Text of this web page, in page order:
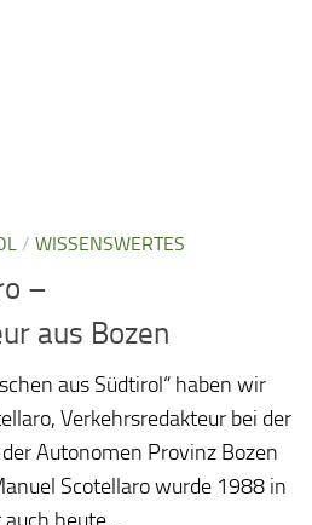
/ WISSENSWERTES
–
aus Bozen
aus Südtirol“ haben wir
Verkehrsredakteur bei der
Autonomen Provinz Bozen
Scotellaro wurde 1988 in